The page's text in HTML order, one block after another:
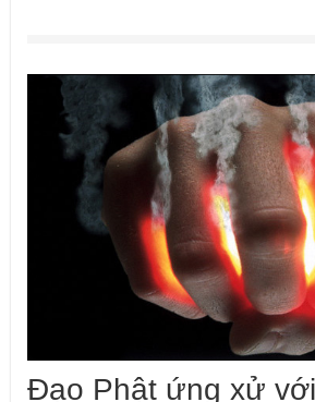
Đạo Phật ứng xử